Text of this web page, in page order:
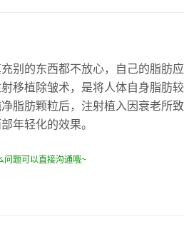
别的东西都不放心，自己的脂肪
移植除皱术，是将人体自身脂肪
脂肪颗粒后，注射植入因衰老所
年轻化的效果。
问题可以直接沟通哦~